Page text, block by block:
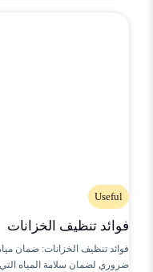
Useful
فوائد تنظيف الخزانات
فوائد تنظيف الخزانات: ضمان
ضروري لضمان سلامة المياه